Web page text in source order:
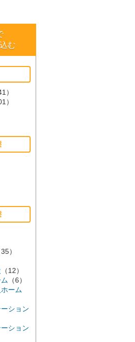
む
）
）
35）
（12）
（6）
ーム
ション
ション